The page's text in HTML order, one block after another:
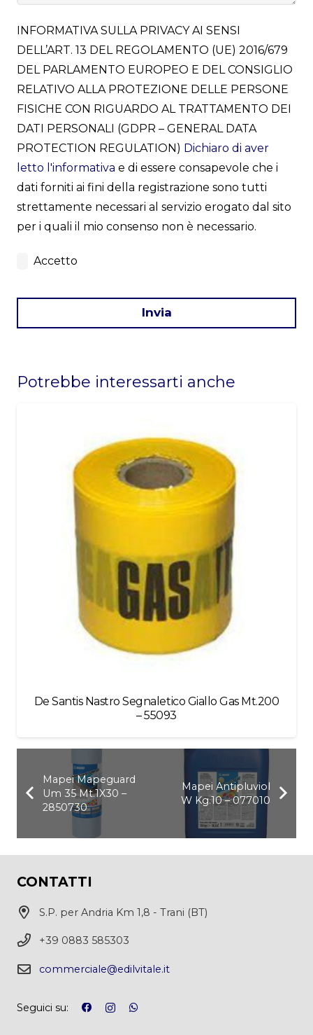
INFORMATIVA SULLA PRIVACY AI SENSI
DELL’ART. 13 DEL REGOLAMENTO (UE) 2016/679
DEL PARLAMENTO EUROPEO E DEL CONSIGLIO
RELATIVO ALLA PROTEZIONE DELLE PERSONE
FISICHE CON RIGUARDO AL TRATTAMENTO DEI
DATI PERSONALI (GDPR – GENERAL DATA
PROTECTION REGULATION) Dichiaro di aver
letto l'informativa e di essere consapevole che i
dati forniti ai fini della registrazione sono tutti
strettamente necessari al servizio erogato dal sito
per i quali il mio consenso non è necessario.
Accetto
Invia
should
Potrebbe interessarti anche
De Santis Nastro Segnaletico Giallo Gas Mt.200
– 55093
Mapei Mapeguard
Um 35 Mt.1X30 –
2850730
Mapei Antipluviol
W Kg.10 – 077010
CONTATTI
S.P. per Andria Km 1,8 - Trani (BT)
+39 0883 585303
commerciale@edilvitale.it
Seguici su: